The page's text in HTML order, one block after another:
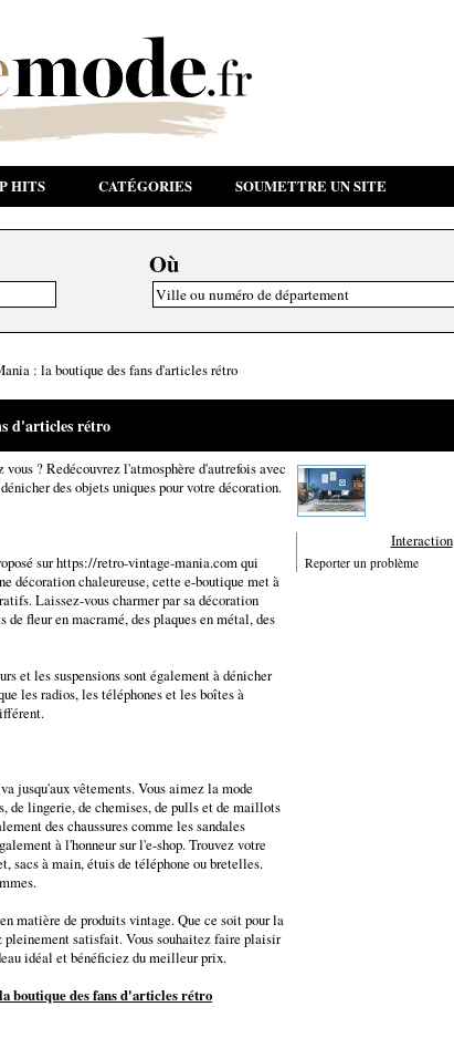
HITS CATÉGORIES SOUMETTRE UN SITE
Où
: la boutique des fans d'articles rétro
d'articles rétro
? Redécouvrez l'atmosphère d'autrefois avec
des objets uniques pour votre décoration.
sur https://retro-vintage-mania.com qui
décoration chaleureuse, cette e-boutique met à
Laissez-vous charmer par sa décoration
fleur en macramé, des plaques en métal, des
et les suspensions sont également à dénicher
les radios, les téléphones et les boîtes à
jusqu'aux vêtements. Vous aimez la mode
de lingerie, de chemises, de pulls et de maillots
des chaussures comme les sandales
à l'honneur sur l'e-shop. Trouvez votre
sacs à main, étuis de téléphone ou bretelles.
matière de produits vintage. Que ce soit pour la
pleinement satisfait. Vous souhaitez faire plaisir
idéal et bénéficiez du meilleur prix.
boutique des fans d'articles rétro
Interaction
Reporter un problème